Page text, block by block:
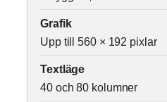
Grafik
Upp till 560 × 192 pixlar
Textläge
40 och 80 kolumner